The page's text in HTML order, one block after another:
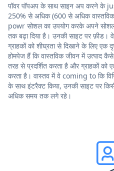
पॉवर पॉपअप के साथ साइन अप करने के
250% से अधिक (600 से अधिक
powr सोशल का उपयोग करके अपने
तक बढ़ा दिया है। उनकी साइट पर
ग्राहकों को शीघ्रता से दिखाने के लिए
होमपेज हैं कि वास्तविक जीवन में उत्पाद
तरह से प्रदर्शित करता है और ग्राहकों
करता है। वास्तव में वे coming to कि
के साथ इंटरैक्ट किया, उनकी साइट पर
अधिक समय तक लगे रहे।